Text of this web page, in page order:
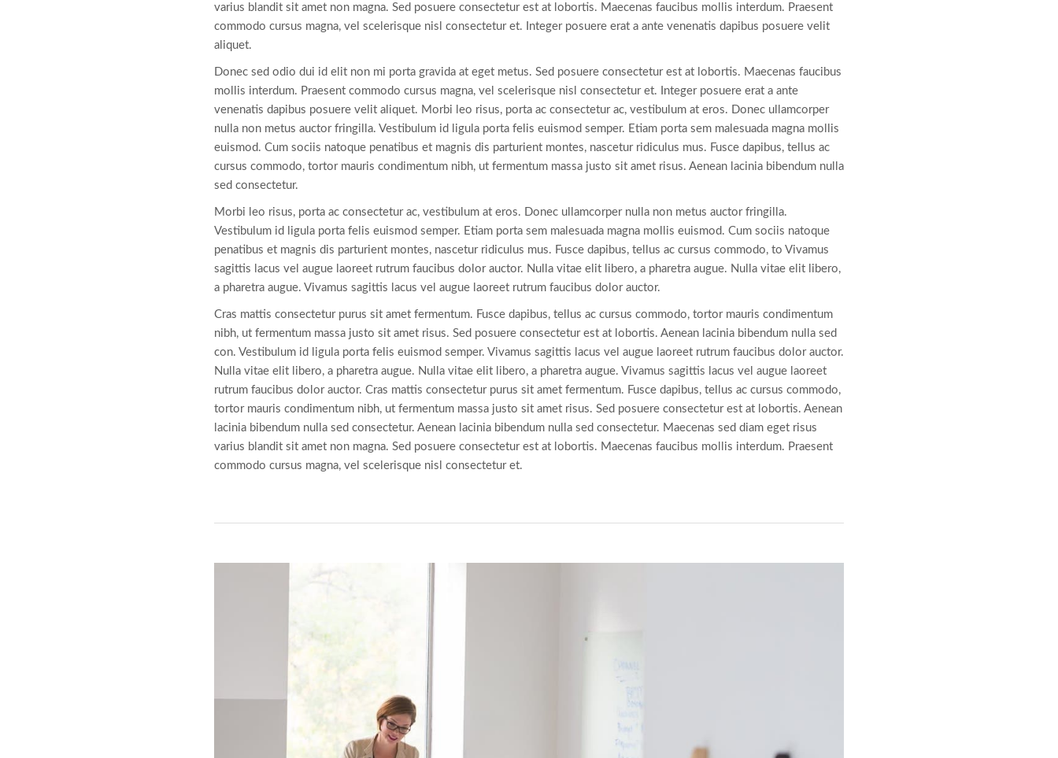
varius blandit sit amet non magna. Sed posuere consectetur est at lobortis. Maecenas faucibus mollis interdum. Praesent
commodo cursus magna, vel scelerisque nisl consectetur et. Integer posuere erat a ante venenatis dapibus posuere velit
aliquet.
Donec sed odio dui id elit non mi porta gravida at eget metus. Sed posuere consectetur est at lobortis. Maecenas faucibus
mollis interdum. Praesent commodo cursus magna, vel scelerisque nisl consectetur et. Integer posuere erat a ante
venenatis dapibus posuere velit aliquet. Morbi leo risus, porta ac consectetur ac, vestibulum at eros. Donec ullamcorper
nulla non metus auctor fringilla. Vestibulum id ligula porta felis euismod semper. Etiam porta sem malesuada magna mollis
euismod. Cum sociis natoque penatibus et magnis dis parturient montes, nascetur ridiculus mus. Fusce dapibus, tellus ac
cursus commodo, tortor mauris condimentum nibh, ut fermentum massa justo sit amet risus. Aenean lacinia bibendum nulla
sed consectetur.
Morbi leo risus, porta ac consectetur ac, vestibulum at eros. Donec ullamcorper nulla non metus auctor fringilla.
Vestibulum id ligula porta felis euismod semper. Etiam porta sem malesuada magna mollis euismod. Cum sociis natoque
penatibus et magnis dis parturient montes, nascetur ridiculus mus. Fusce dapibus, tellus ac cursus commodo, to Vivamus
sagittis lacus vel augue laoreet rutrum faucibus dolor auctor. Nulla vitae elit libero, a pharetra augue. Nulla vitae elit libero,
a pharetra augue. Vivamus sagittis lacus vel augue laoreet rutrum faucibus dolor auctor.
Cras mattis consectetur purus sit amet fermentum. Fusce dapibus, tellus ac cursus commodo, tortor mauris condimentum
nibh, ut fermentum massa justo sit amet risus. Sed posuere consectetur est at lobortis. Aenean lacinia bibendum nulla sed
con. Vestibulum id ligula porta felis euismod semper. Vivamus sagittis lacus vel augue laoreet rutrum faucibus dolor auctor.
Nulla vitae elit libero, a pharetra augue. Nulla vitae elit libero, a pharetra augue. Vivamus sagittis lacus vel augue laoreet
rutrum faucibus dolor auctor. Cras mattis consectetur purus sit amet fermentum. Fusce dapibus, tellus ac cursus commodo,
tortor mauris condimentum nibh, ut fermentum massa justo sit amet risus. Sed posuere consectetur est at lobortis. Aenean
lacinia bibendum nulla sed consectetur. Aenean lacinia bibendum nulla sed consectetur. Maecenas sed diam eget risus
varius blandit sit amet non magna. Sed posuere consectetur est at lobortis. Maecenas faucibus mollis interdum. Praesent
commodo cursus magna, vel scelerisque nisl consectetur et.